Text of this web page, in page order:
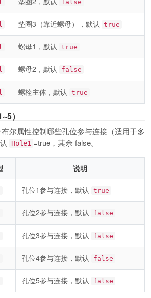
false
垫圈3（靠近螺母），默认 true
螺母1，默认 true
螺母2，默认 false
螺栓主体，默认 true
）
尔属性控制哪些孔位参与连接（适用于多
Hole1 =true，其余 false。
说明
孔位1参与连接，默认 true
孔位2参与连接，默认 false
孔位3参与连接，默认 false
孔位4参与连接，默认 false
孔位5参与连接，默认 false